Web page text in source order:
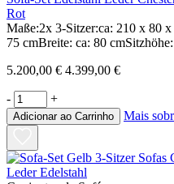
Rot
Maße:2x 3-Sitzer:ca: 210 x 80
75 cmBreite: ca: 80
5.200,00 € 4.399,00 €
- +
Adicionar ao Carrinho Mais